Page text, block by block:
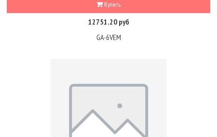
Купить
12751.20 руб
GA-6VEM